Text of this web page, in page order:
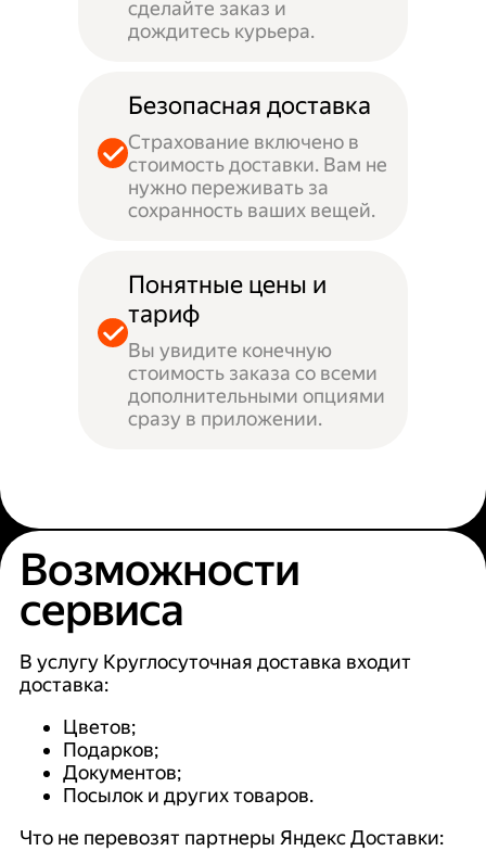
сделайте заказ и
дождитесь курьера.
Безопасная доставка
Страхование включено в
стоимость доставки. Вам не
нужно переживать за
сохранность ваших вещей.
Понятные цены и
тариф
Вы увидите конечную
стоимость заказа со всеми
дополнительными опциями
сразу в приложении.
Возможности
сервиса
В услугу Круглосуточная доставка входит
доставка:
Цветов;
Подарков;
Документов;
Посылок и других товаров.
Что не перевозят партнеры Яндекс Доставки: